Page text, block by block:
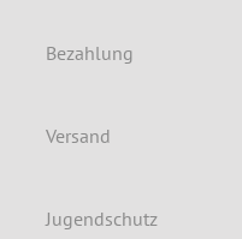
Bezahlung
Versand
Jugendschutz